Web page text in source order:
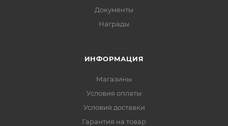
Документы
Награды
ИНФОРМАЦИЯ
Магазины
Условия оплаты
Условия доставки
Гарантия на товар